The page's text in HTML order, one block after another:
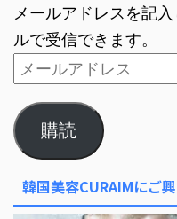
メールアドレスを記
ルで受信できます。
購読
韓国美容CURAIMにご